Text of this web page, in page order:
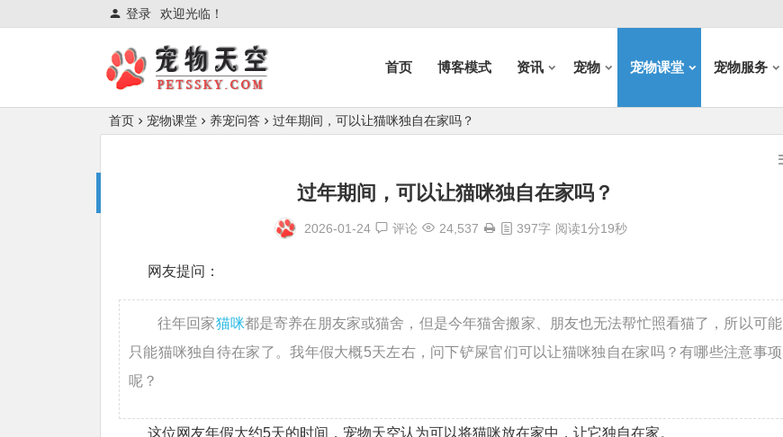
欢迎光临！
登录
首页 博客模式 资讯 宠物 宠物课堂 宠物服务
首页 宠物课堂 养宠问答 过年期间，可以让猫咪独自在家吗？
过年期间，可以让猫咪独自在家吗？
2026-01-24 评论 24,537 397字 阅读1分19秒
网友提问：
往年回家猫咪都是寄养在朋友家或猫舍，但是今年猫舍搬家、朋友也无法帮忙照看猫了，所以可能
只能猫咪独自待在家了。我年假大概5天左右，问下铲屎官们可以让猫咪独自在家吗？有哪些注意事项
呢？
这位网友年假大约5天的时间，宠物天空认为可以将猫咪放在家中，让它独自在家。